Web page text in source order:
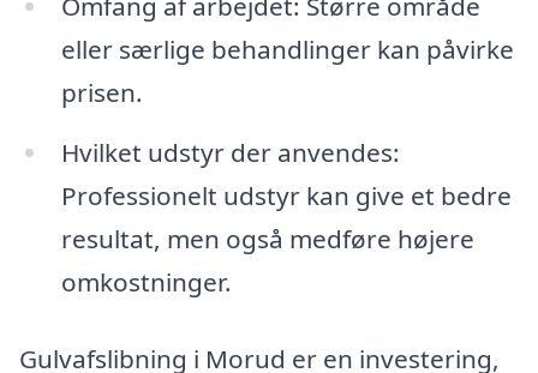
eller særlige behandlinger kan påvirke
prisen.
Hvilket udstyr der anvendes:
Professionelt udstyr kan give et bedre
resultat, men også medføre højere
omkostninger.
Gulvafslibning i Morud er en investering,